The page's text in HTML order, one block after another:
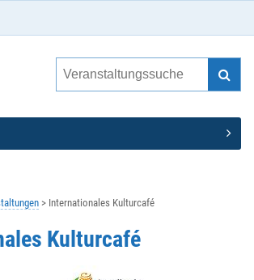
Internationales Kulturcafé
Kulturcafé